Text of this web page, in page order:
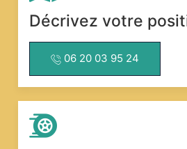
Décrivez votre
06 20 03 95 24